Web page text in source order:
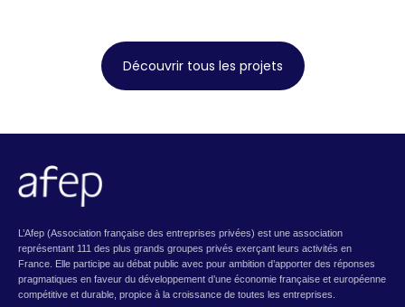
Découvrir tous les projets
L’Afep (Association française des entreprises privées) est une association
représentant 111 des plus grands groupes privés exerçant leurs activités en
France. Elle participe au débat public avec pour ambition d’apporter des réponses
pragmatiques en faveur du développement d’une économie française et européenne
compétitive et durable, propice à la croissance de toutes les entreprises.